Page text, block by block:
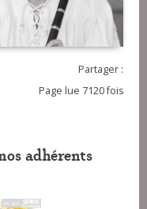
Partager :
Page lue 7120 fois
adhérents